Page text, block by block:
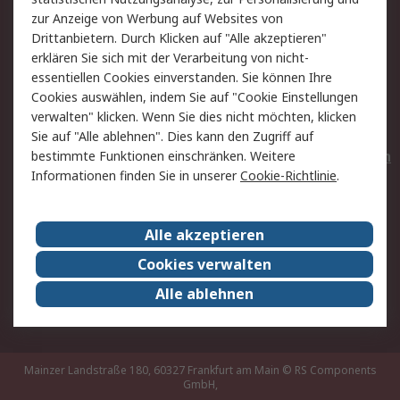
Hilfe
Privatkunden
Rechtliches
AGB
Datenschutz
Cookie-Richtlinie
Zahlungsbedingungen
Copyright/Impressum
Entsorgung
Elektrogeräte/Batterien
RS weltweit
Karriere bei RS
Nachhaltigkeit
Qualität/Umwelt/ZertifikatePresse-Center
Event-Center
Mainzer Landstraße 180, 60327 Frankfurt am Main © RS Components
GmbH,
zur Anzeige von Werbung auf Websites von
Drittanbietern. Durch Klicken auf "Alle akzeptieren"
erklären Sie sich mit der Verarbeitung von nicht-
essentiellen Cookies einverstanden. Sie können Ihre
Cookies auswählen, indem Sie auf "Cookie Einstellungen
verwalten" klicken. Wenn Sie dies nicht möchten, klicken
Sie auf "Alle ablehnen". Dies kann den Zugriff auf
bestimmte Funktionen einschränken. Weitere
Informationen finden Sie in unsererCookie-Richtlinie.
Alle akzeptieren
Cookies verwalten
Alle ablehnen